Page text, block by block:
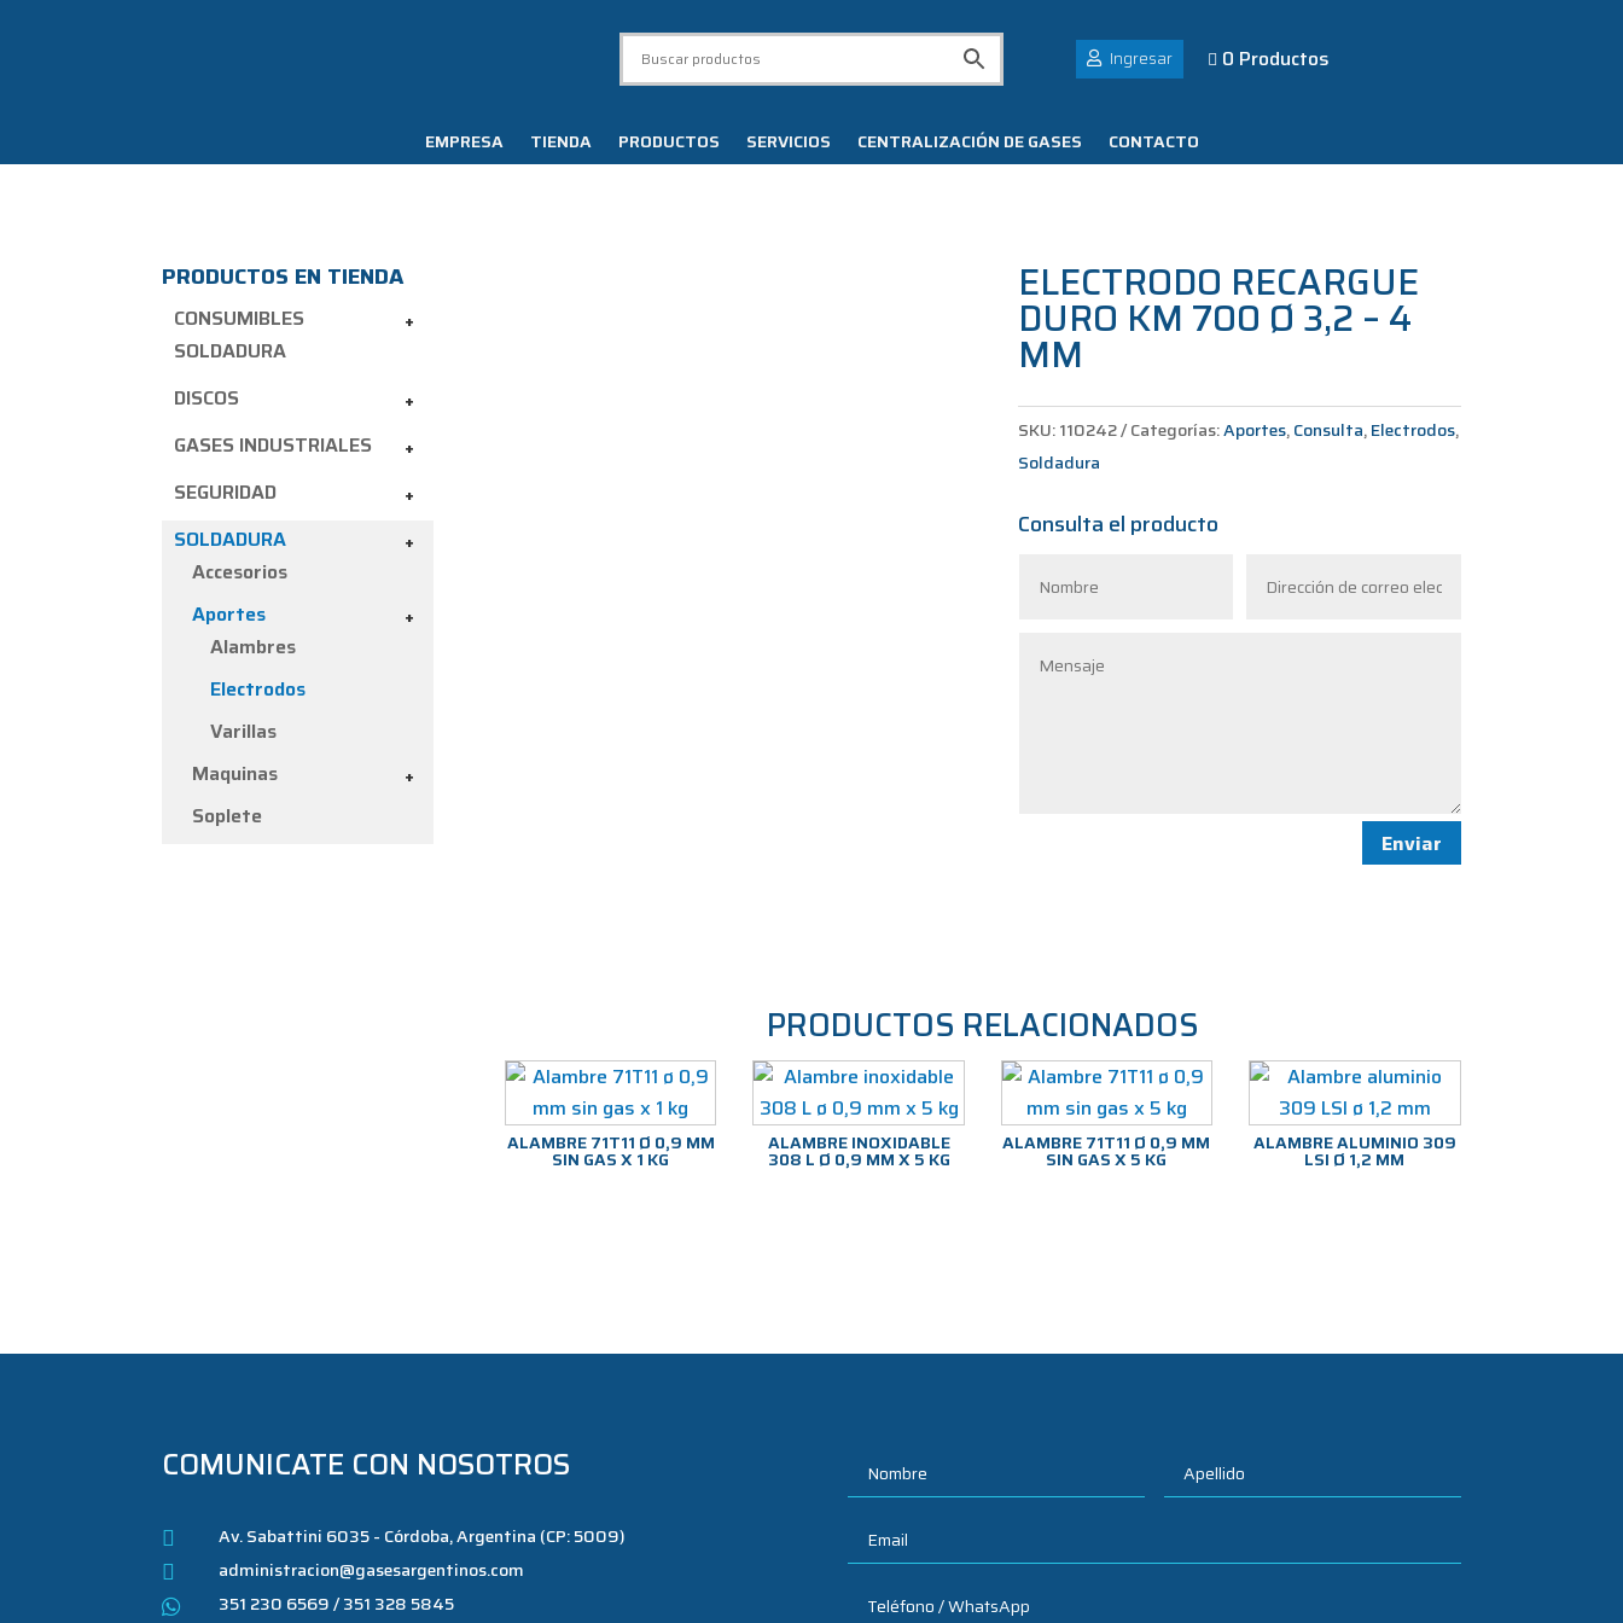
Ingresar  0 Productos
EMPRESA TIENDA PRODUCTOS SERVICIOS CENTRALIZACIÓN DE GASES CONTACTO
PRODUCTOS EN TIENDA
+
CONSUMIBLES
SOLDADURA
+
DISCOS
+
GASES INDUSTRIALES
+
SEGURIDAD
+
SOLDADURA
Accesorios
+
Aportes
Alambres
Electrodos
Varillas
+
Maquinas
Soplete
ELECTRODO RECARGUE
DURO KM 700 Ø 3,2 – 4
MM
SKU:110242 Categorías:Aportes,Consulta,Electrodos,
Soldadura
Consulta el producto
Enviar
PRODUCTOS RELACIONADOS
ALAMBRE 71T11 Ø 0,9 MM
SIN GAS X 1 KG
ALAMBRE INOXIDABLE
308 L Ø 0,9 MM X 5 KG
ALAMBRE 71T11 Ø 0,9 MM
SIN GAS X 5 KG
ALAMBRE ALUMINIO 309
LSI Ø 1,2 MM
COMUNICATE CON NOSOTROS
 Av. Sabattini 6035 - Córdoba, Argentina (CP: 5009)
 administracion@gasesargentinos.com
 351 230 6569 / 351 328 5845